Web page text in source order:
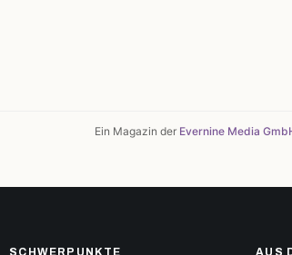
Ein Magazin der Evernine Media
SCHWERPUNKTE AUS